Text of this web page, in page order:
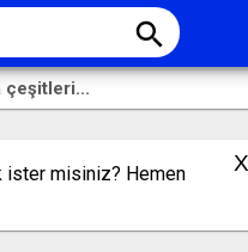
search
çeşitleri...
ister misiniz? Hemen